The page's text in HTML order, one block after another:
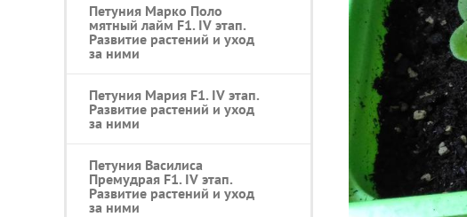
Петуния Марко Поло
мятный лайм F1. IV этап.
Развитие растений и уход
за ними
Петуния Мария F1. IV этап.
Развитие растений и уход
за ними
Петуния Василиса
Премудрая F1. IV этап.
Развитие растений и уход
за ними